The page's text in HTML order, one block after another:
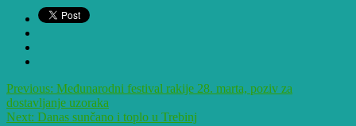
Twitter
(Opens
Facebook
(Opens
Previous: Međunarodni festival rakije 28. marta, poziv za
dostavljanje uzoraka
Next: Danas sunčano i toplo u Trebinj